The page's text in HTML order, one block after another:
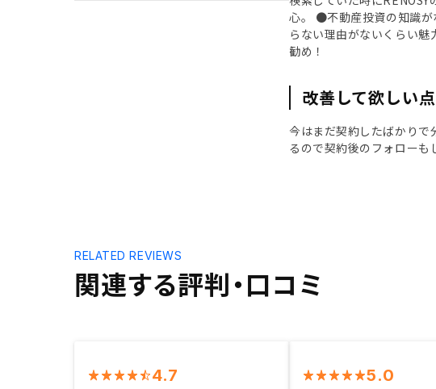
心。 ●不動産投資の知識が
らない理由がないくらい
勧め！
改善して欲しい点
今はまだ契約したばかり
るので契約後のフォローも
関連する評判・口コミ
RELATED REVIEWS
4.7 5.0